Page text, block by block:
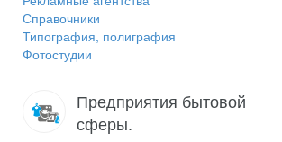
Справочники
Типография, полиграфия
Фотостудии
Предприятия бытовой
сферы.